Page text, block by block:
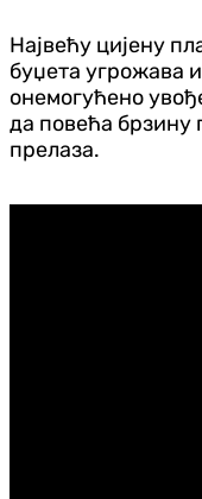
Највећу цијену
буџета угрожава
онемогућено
да повећа брзину
прелаза.